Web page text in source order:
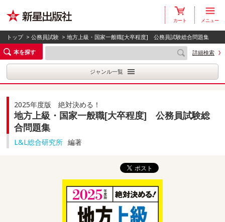
カート メニュー
トップ >公務員試験 > 地方上級・国家一般職[大卒程度] 公務員試験総合問題集
本を探す
詳細検索
ジャンル一覧
2025年度版 絶対決める！
地方上級・国家一般職[大卒程度] 公務員試験総
合問題集
L&L総合研究所 編著